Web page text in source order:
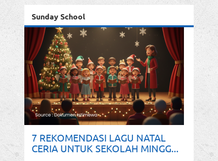
Sunday School
7 REKOMENDASI LAGU NATAL
CERIA UNTUK SEKOLAH MINGG...